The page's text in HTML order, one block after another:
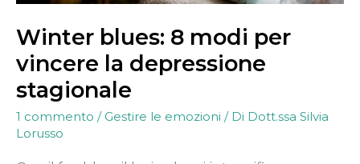
Winter blues: 8 modi per
vincere la depressione
stagionale
1 commento / Gestire le emozioni / Di Dott.ssa Silvia
Lorusso